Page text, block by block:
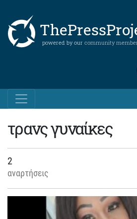
powered by our community
τρανς γυναίκες
2
αναρτήσεις